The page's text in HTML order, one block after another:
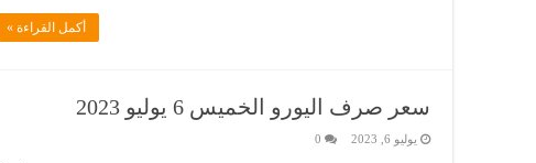
أكمل القراءة »
سعر صرف اليورو الخميس 6 يوليو 2023
يوليو 6, 2023 0